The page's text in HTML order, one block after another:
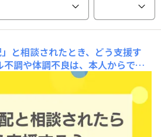
と相談されたとき、どう支援す
調や体調不良は、本人からでは
近部下の様子がおかしい」と相談
ません。 産業保健師にとって、
応のきっかけであり、同時に上司
ンスでもあります。 ここでは、
応し